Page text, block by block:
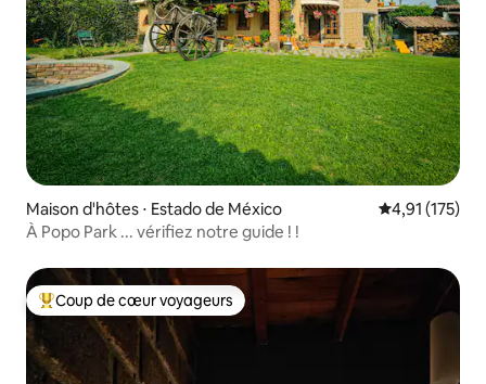
Maison d'hôtes ⋅ Estado de México Évaluation
4,91 (175)
À Popo Park ... vérifiez notre guide ! !
Coups de cœur voyageurs les plus appréciés
Coup de cœur voyageurs